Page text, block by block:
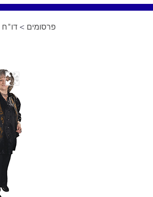
פרסומים > דו"ח